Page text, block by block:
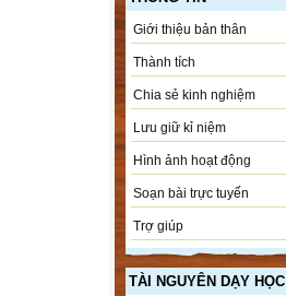
Giới thiệu bản thân
Thành tích
Chia sẻ kinh nghiệm
Lưu giữ kỉ niệm
Hình ảnh hoạt động
Soạn bài trực tuyến
Trợ giúp
TÀI NGUYÊN DẠY HỌC